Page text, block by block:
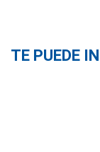
TE PUEDE